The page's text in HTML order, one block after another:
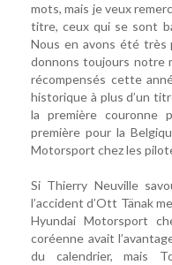
mots, mais je veux
titre, ceux qui se sont
Nous en avons été très
donnons toujours notre
récompensés cette
historique à plus d’un
la première couronne
première pour la
Motorsport chez les
Si Thierry Neuville
l’accident d’Ott Tänak
Hyundai Motorsport
coréenne avait
du calendrier, mais